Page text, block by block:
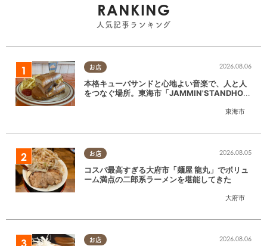
RANKING
人気記事ランキング
お店
東海市
2026.08.06
本格キューバサンドと心地よい音楽で、人と人
をつなぐ場所。東海市「JAMMIN'STANDHOU
お店
大府市
2026.08.05
コスパ最高すぎる大府市「麺屋 龍丸」でボリュ
ーム満点の二郎系ラーメンを堪能してきた
お店 2026.08.06